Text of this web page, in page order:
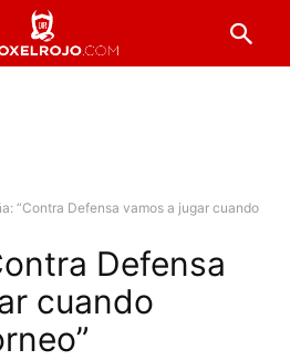
“Contra Defensa vamos a jugar cuando
Defensa
cuando